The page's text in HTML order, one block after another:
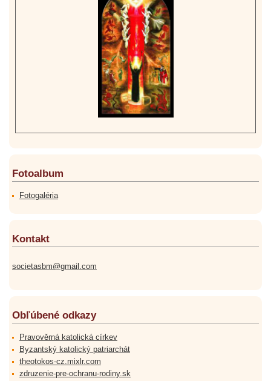
Fotoalbum
Fotogaléria
Kontakt
societasbm@gmail.com
Obľúbené odkazy
Pravověrná katolická církev
Byzantský katolický patriarchát
theotokos-cz.mixlr.com
zdruzenie-pre-ochranu-rodiny.sk